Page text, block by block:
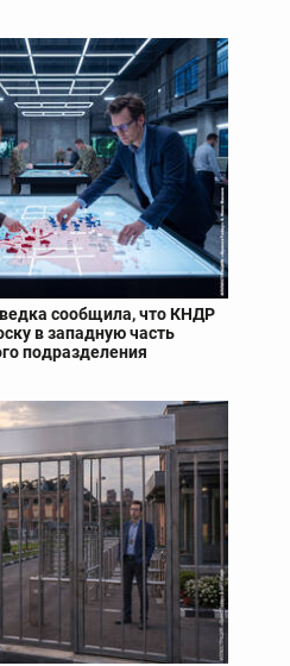
сообщила, что КНДР
в западную часть
подразделения